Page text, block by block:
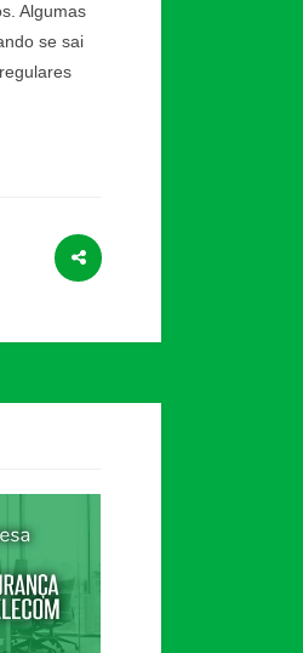
Algumas
se sai